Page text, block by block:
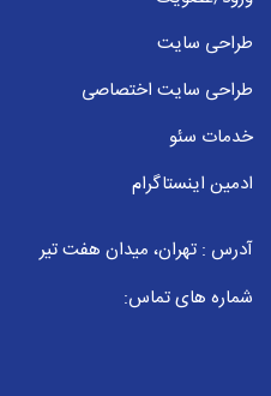
طراحی سایت
طراحی سایت اختصاصی
خدمات سئو
ادمین اینستاگرام
آدرس : تهران، میدان هفت تیر
شماره های تماس: